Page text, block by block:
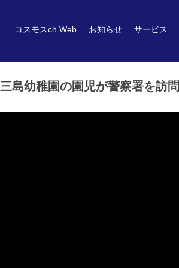
コスモスch.Web お知らせ サービス
三島幼稚園の園児が警察署を訪問